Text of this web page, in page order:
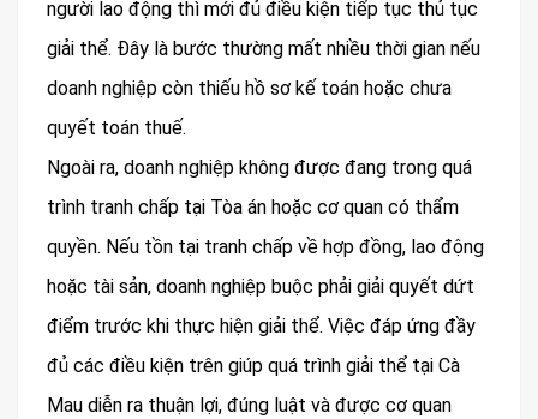
người lao động thì mới đủ điều kiện tiếp tục thủ tục
giải thể. Đây là bước thường mất nhiều thời gian nếu
doanh nghiệp còn thiếu hồ sơ kế toán hoặc chưa
quyết toán thuế.
Ngoài ra, doanh nghiệp không được đang trong quá
trình tranh chấp tại Tòa án hoặc cơ quan có thẩm
quyền. Nếu tồn tại tranh chấp về hợp đồng, lao động
hoặc tài sản, doanh nghiệp buộc phải giải quyết dứt
điểm trước khi thực hiện giải thể. Việc đáp ứng đầy
đủ các điều kiện trên giúp quá trình giải thể tại Cà
Mau diễn ra thuận lợi, đúng luật và được cơ quan